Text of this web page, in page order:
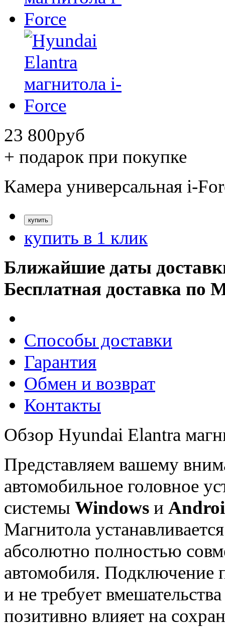
23 800руб
+ подарок при покупке
Камера универсальная i-
купить в 1 клик
Ближайшие даты
Бесплатная доставка по
Способы доставки
Гарантия
Обмен и возврат
Контакты
Обзор Hyundai Elantra
Представляем вашему
автомобильное головное
системы Windows и
Магнитола
абсолютно полностью
автомобиля.
и не требует
позитивно влияет на